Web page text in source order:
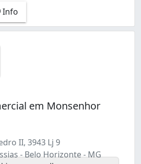
Info
em Monsenhor
II, 3943 Lj 9
- Belo Horizonte - MG